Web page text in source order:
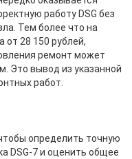
работу DSG без
Тем более что на
от 28 150 рублей,
ремонт может
Это вывод из указанной
работ.
определить точную
DSG-7 и оценить общее